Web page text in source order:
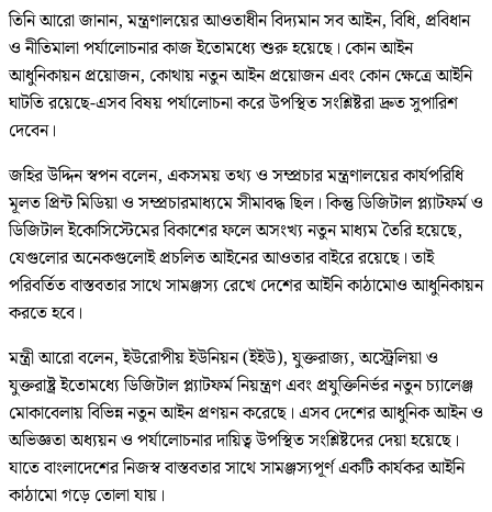
তিনি আরো জানান, মন্ত্রণালয়ের আওতাধীন বিদ্যমান সব আইন, বিধি, প্রবিধান
ও নীতিমালা পর্যালোচনার কাজ ইতোমধ্যে শুরু হয়েছে। কোন আইন
আধুনিকায়ন প্রয়োজন, কোথায় নতুন আইন প্রয়োজন এবং কোন ক্ষেত্রে আইনি
ঘাটতি রয়েছে-এসব বিষয় পর্যালোচনা করে উপস্থিত সংশ্লিষ্টরা দ্রুত সুপারিশ
দেবেন।
জহির উদ্দিন স্বপন বলেন, একসময় তথ্য ও সম্প্রচার মন্ত্রণালয়ের কার্যপরিধি
মূলত প্রিন্ট মিডিয়া ও সম্প্রচারমাধ্যমে সীমাবদ্ধ ছিল। কিন্তু ডিজিটাল প্ল্যাটফর্ম ও
ডিজিটাল ইকোসিস্টেমের বিকাশের ফলে অসংখ্য নতুন মাধ্যম তৈরি হয়েছে,
যেগুলোর অনেকগুলোই প্রচলিত আইনের আওতার বাইরে রয়েছে। তাই
পরিবর্তিত বাস্তবতার সাথে সামঞ্জস্য রেখে দেশের আইনি কাঠামোও আধুনিকায়ন
করতে হবে।
মন্ত্রী আরো বলেন, ইউরোপীয় ইউনিয়ন (ইইউ), যুক্তরাজ্য, অস্ট্রেলিয়া ও
যুক্তরাষ্ট্র ইতোমধ্যে ডিজিটাল প্ল্যাটফর্ম নিয়ন্ত্রণ এবং প্রযুক্তিনির্ভর নতুন চ্যালেঞ্জ
মোকাবেলায় বিভিন্ন নতুন আইন প্রণয়ন করেছে। এসব দেশের আধুনিক আইন ও
অভিজ্ঞতা অধ্যয়ন ও পর্যালোচনার দায়িত্ব উপস্থিত সংশ্লিষ্টদের দেয়া হয়েছে।
যাতে বাংলাদেশের নিজস্ব বাস্তবতার সাথে সামঞ্জস্যপূর্ণ একটি কার্যকর আইনি
কাঠামো গড়ে তোলা যায়।